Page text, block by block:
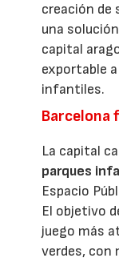
creación de
una
capital
exportable
infantiles.
Barcelona
La capital
parques
Espacio
El objetivo
juego más
verdes, con